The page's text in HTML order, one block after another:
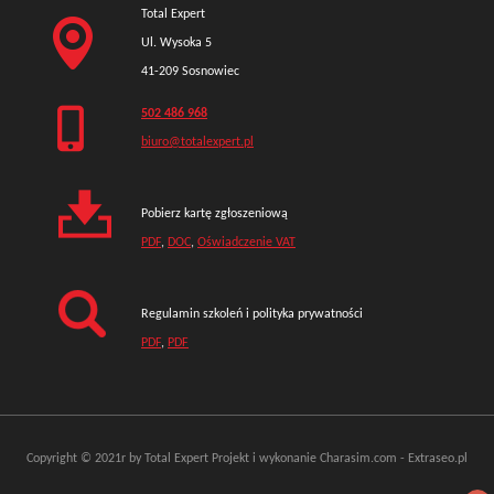
Total Expert
Ul. Wysoka 5
41-209 Sosnowiec
502 486 968
biuro@totalexpert.pl
Pobierz kartę zgłoszeniową
PDF, DOC, Oświadczenie VAT
Regulamin szkoleń i polityka prywatności
PDF, PDF
Copyright © 2021r by Total Expert Projekt i wykonanie Charasim.com - Extraseo.pl